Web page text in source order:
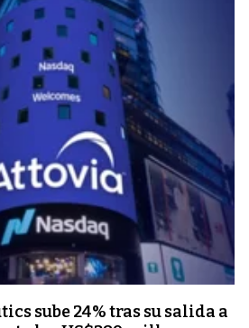
sube 24% tras su salida a